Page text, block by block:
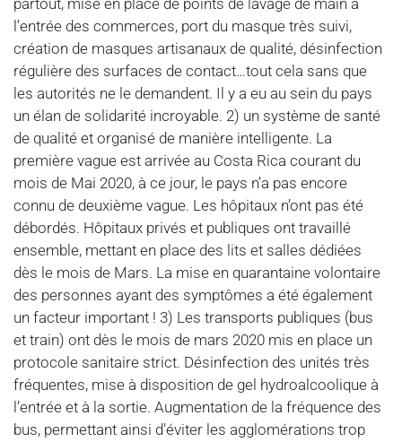
partout, mise en place de points de lavage de main à
l’entrée des commerces, port du masque très suivi,
création de masques artisanaux de qualité, désinfection
régulière des surfaces de contact…tout cela sans que
les autorités ne le demandent. Il y a eu au sein du pays
un élan de solidarité incroyable. 2) un système de santé
de qualité et organisé de manière intelligente. La
première vague est arrivée au Costa Rica courant du
mois de Mai 2020, à ce jour, le pays n’a pas encore
connu de deuxième vague. Les hôpitaux n’ont pas été
débordés. Hôpitaux privés et publiques ont travaillé
ensemble, mettant en place des lits et salles dédiées
dès le mois de Mars. La mise en quarantaine volontaire
des personnes ayant des symptômes a été également
un facteur important ! 3) Les transports publiques (bus
et train) ont dès le mois de mars 2020 mis en place un
protocole sanitaire strict. Désinfection des unités très
fréquentes, mise à disposition de gel hydroalcoolique à
l’entrée et à la sortie. Augmentation de la fréquence des
bus, permettant ainsi d’éviter les agglomérations trop